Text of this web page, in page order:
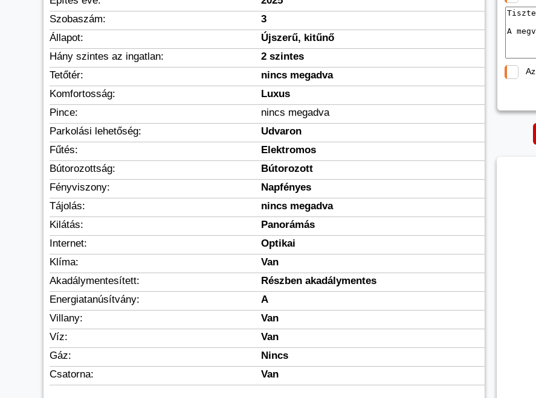
Szobaszám:
3
Állapot:
Újszerű, kitűnő
Hány szintes az ingatlan:
2 szintes
Tetőtér:
nincs megadva
Komfortosság:
Luxus
Pince:
nincs megadva
Parkolási lehetőség:
Udvaron
Fűtés:
Elektromos
Bútorozottság:
Bútorozott
Fényviszony:
Napfényes
Tájolás:
nincs megadva
Kilátás:
Panorámás
Internet:
Optikai
Klíma:
Van
Akadálymentesített:
Részben akadálymentes
Energiatanúsítvány:
A
Villany:
Van
Víz:
Van
Gáz:
Nincs
Csatorna:
Van
Az